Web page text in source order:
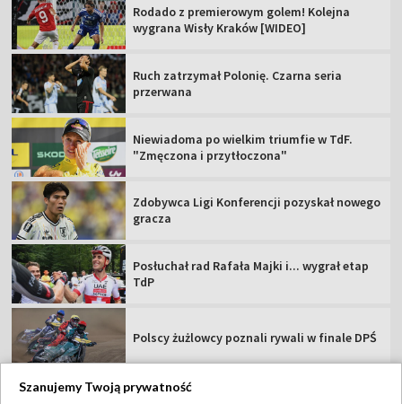
Rodado z premierowym golem! Kolejna
wygrana Wisły Kraków [WIDEO]
Ruch zatrzymał Polonię. Czarna seria
przerwana
Niewiadoma po wielkim triumfie w TdF.
"Zmęczona i przytłoczona"
Zdobywca Ligi Konferencji pozyskał nowego
gracza
Posłuchał rad Rafała Majki i... wygrał etap
TdP
Polscy żużlowcy poznali rywali w finale DPŚ
Szanujemy Twoją prywatność